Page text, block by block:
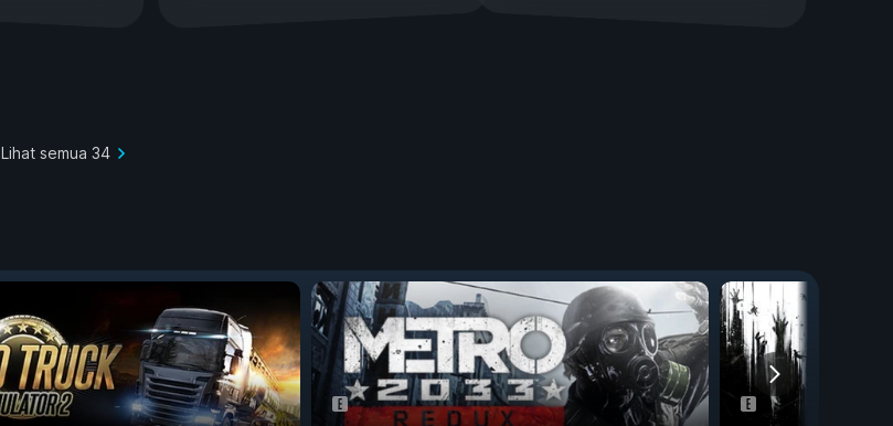
Lihat semua 34